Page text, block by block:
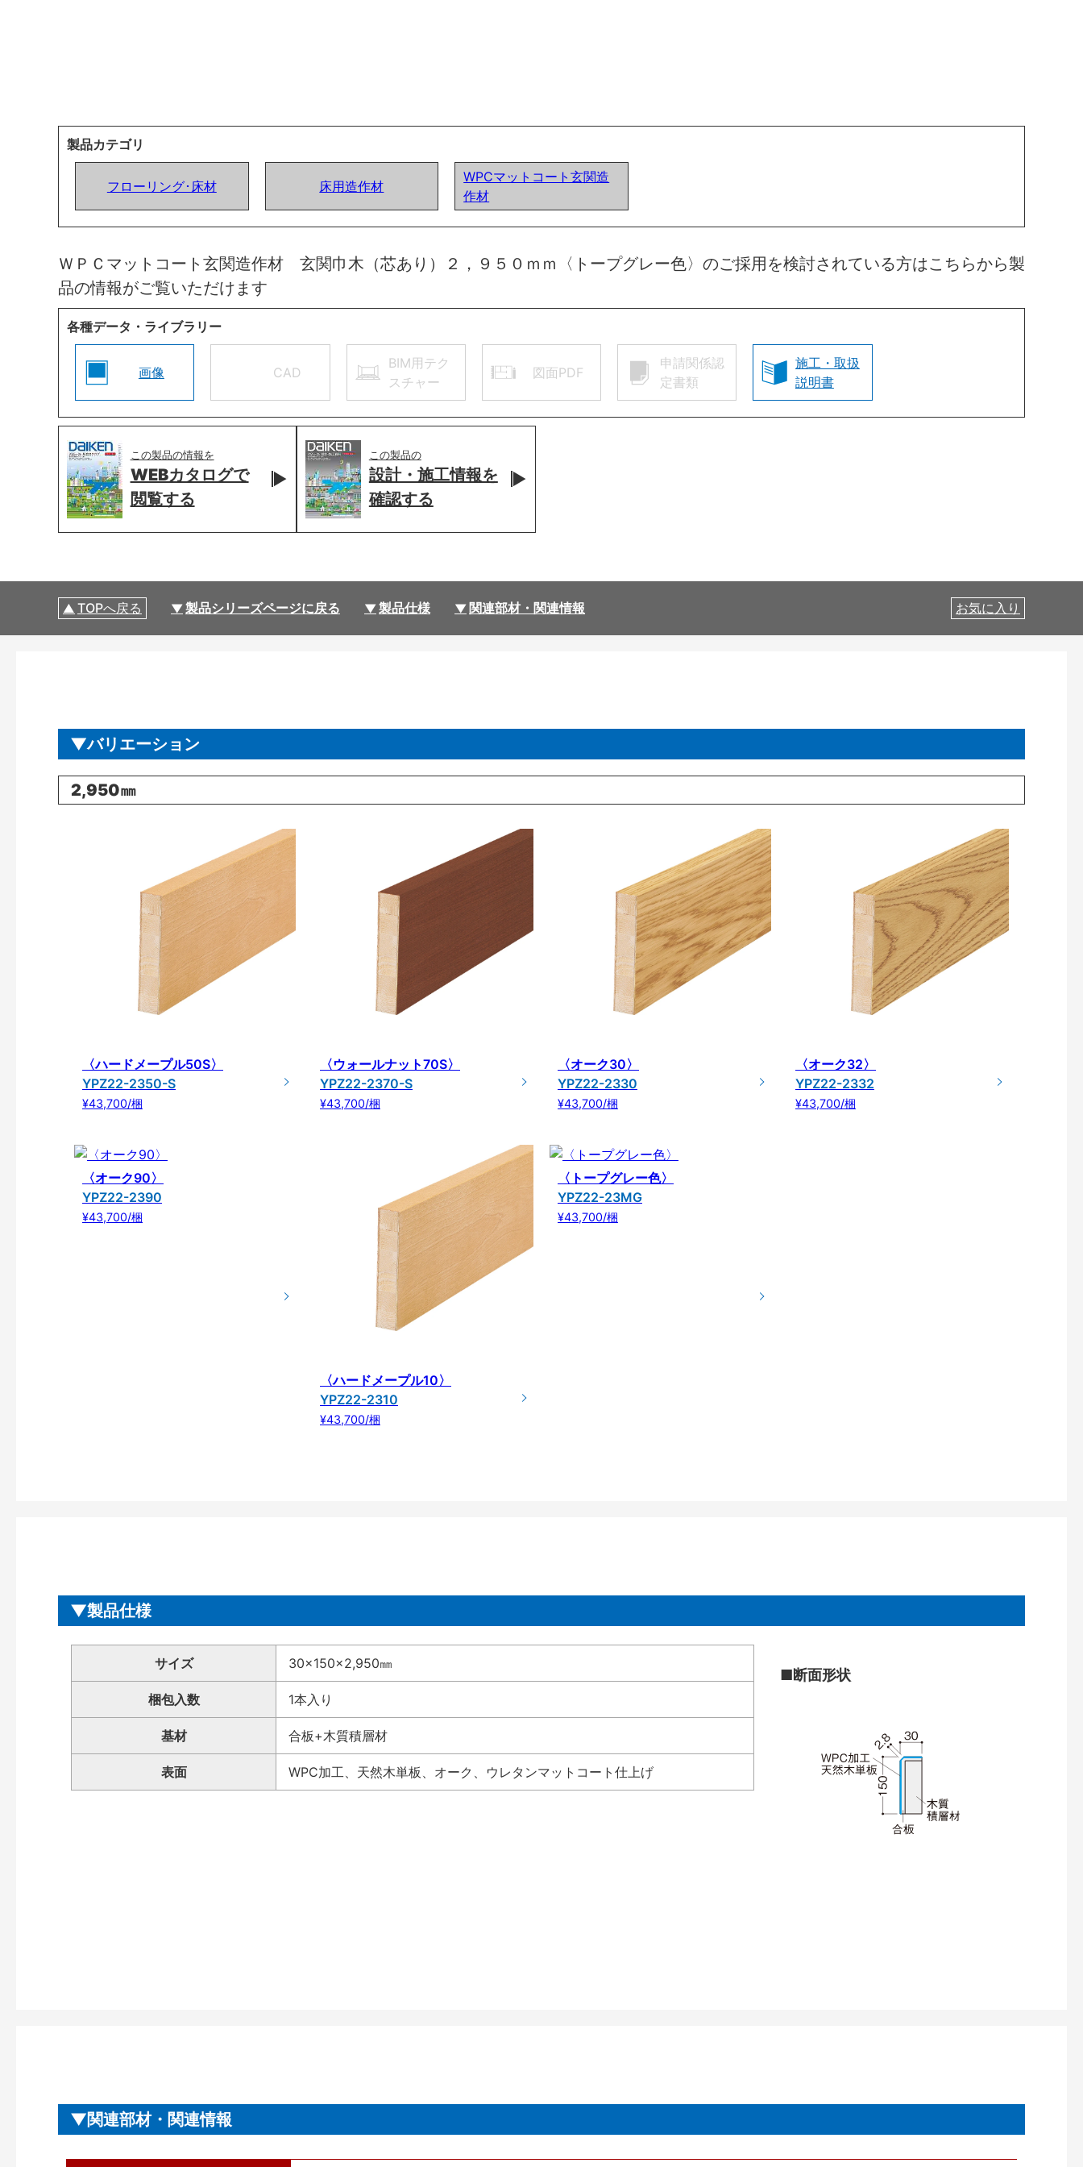
製品カテゴリ
フローリング･床材 床用造作材
WPCマットコート玄関造
作材
ＷＰＣマットコート玄関造作材 玄関巾木（芯あり）２，９５０ｍｍ〈トープグレー色〉のご採用を検討されている方はこちらから製
品の情報がご覧いただけます
各種データ・ライブラリー
画像 CAD
BIM用テク
スチャー
図面PDF
申請関係認
定書類
施工・取扱
説明書
この製品の情報を
WEBカタログで
閲覧する
この製品の
設計・施工情報を
確認する
TOPへ戻る 製品シリーズページに戻る 製品仕様 関連部材・関連情報 お気に入り
バリエーション
2,950㎜
〈ハードメープル50S〉
YPZ22-2350-S
¥43,700/梱
〈ウォールナット70S〉
YPZ22-2370-S
¥43,700/梱
〈オーク30〉
YPZ22-2330
¥43,700/梱
〈オーク32〉
YPZ22-2332
¥43,700/梱
〈オーク90〉
YPZ22-2390
¥43,700/梱
〈ハードメープル10〉
YPZ22-2310
¥43,700/梱
〈トープグレー色〉
YPZ22-23MG
¥43,700/梱
製品仕様
サイズ 30×150×2,950㎜
梱包入数 1本入り
基材 合板+木質積層材
表面 WPC加工、天然木単板、オーク、ウレタンマットコート仕上げ
■断面形状
関連部材・関連情報